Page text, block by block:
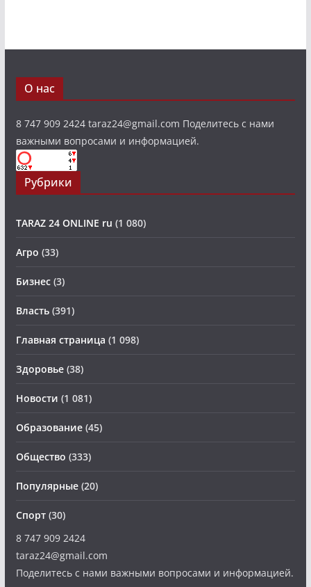
О нас
8 747 909 2424 taraz24@gmail.com Поделитесь с нами
важными вопросами и информацией.
Рубрики
TARAZ 24 ONLINE ru (1 080)
Агро (33)
Бизнес(3)
Власть(391)
Главная страница (1 098)
Здоровье(38)
Новости (1 081)
Образование(45)
Общество (333)
Популярные(20)
Спорт(30)
8 747 909 2424
taraz24@gmail.com
Поделитесь с нами важными вопросами и информацией.